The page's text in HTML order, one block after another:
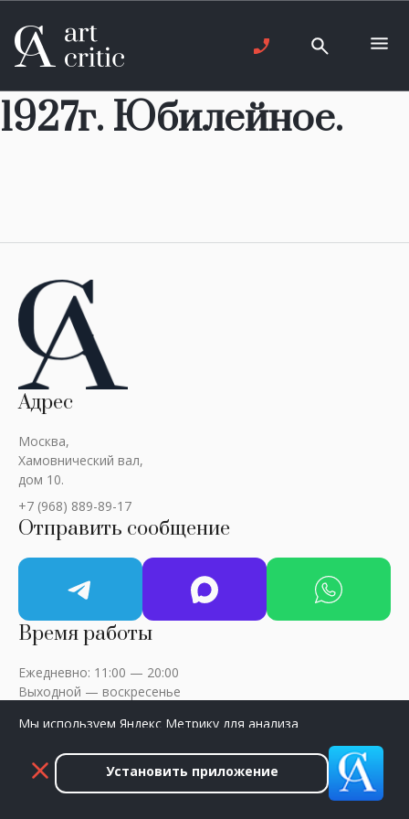
1927г. Юбилейное.
Адрес
Москва,
Хамовнический вал,
дом 10.
+7 (968) 889-89-17
Отправить сообщение
Время работы
Ежедневно: 11:00 — 20:00
Выходной — воскресенье
ART-CRITIC © 2018 - 2026 / Все права защищены
Установить приложение
Мы используем Яндекс Метрику для анализа
разрешить сбор данных.